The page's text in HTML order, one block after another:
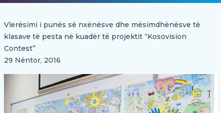
Vlerësimi i punës së nxënësve dhe mësimdhënësve të
klasave të pesta në kuadër të projektit “Kosovision
Contest”
29 Nëntor, 2016